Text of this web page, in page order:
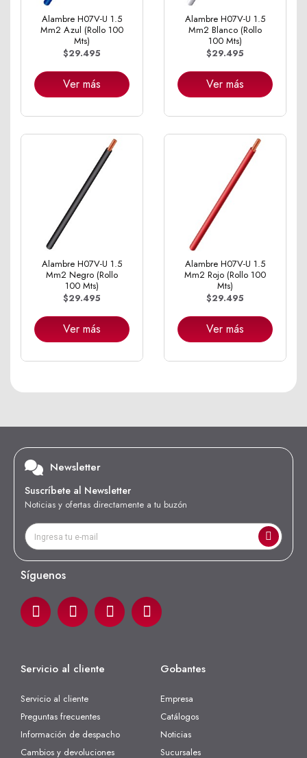
Alambre H07V-U 1.5
Mm2 Azul (Rollo 100
Mts)
$29.495
Ver más
Alambre H07V-U 1.5
Mm2 Blanco (Rollo
100 Mts)
$29.495
Ver más
Alambre H07V-U 1.5
Mm2 Negro (Rollo
100 Mts)
$29.495
Ver más
Alambre H07V-U 1.5
Mm2 Rojo (Rollo 100
Mts)
$29.495
Ver más
Newsletter
Suscríbete al Newsletter
Noticias y ofertas directamente a tu buzón
Síguenos
Servicio al cliente
Servicio al cliente
Preguntas frecuentes
Información de despacho
Cambios y devoluciones
Gobantes
Empresa
Catálogos
Noticias
Sucursales